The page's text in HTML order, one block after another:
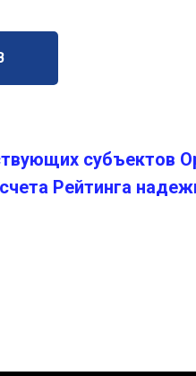
субъектов
Рейтинга